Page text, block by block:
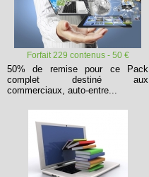
Forfait 229 contenus - 50 €
50% de remise pour ce Pack
complet destiné aux
commerciaux, auto-entre...